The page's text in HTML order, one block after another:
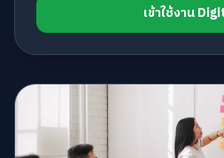
เข้าใช้งาน